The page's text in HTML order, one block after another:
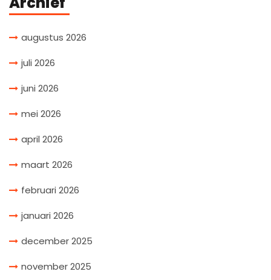
augustus 2026
juli 2026
juni 2026
mei 2026
april 2026
maart 2026
februari 2026
januari 2026
december 2025
november 2025